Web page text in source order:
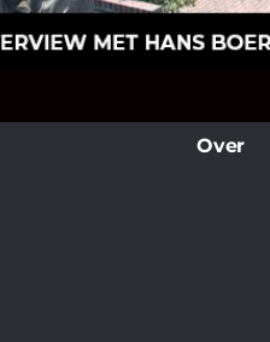
wereld van klinkers en tegels!
Over